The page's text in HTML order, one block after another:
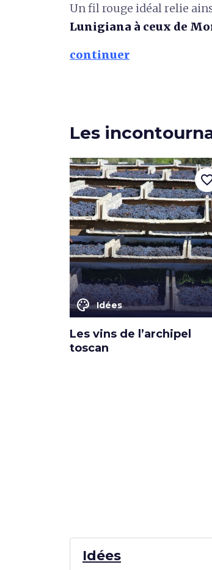
Un fil rouge idéal relie
Lunigiana à ceux de
continuer
Les
color_lens Idées
Les vins de l’archipel
toscan
Idées